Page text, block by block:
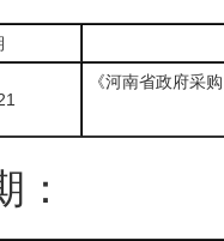
《河南省政府采
：